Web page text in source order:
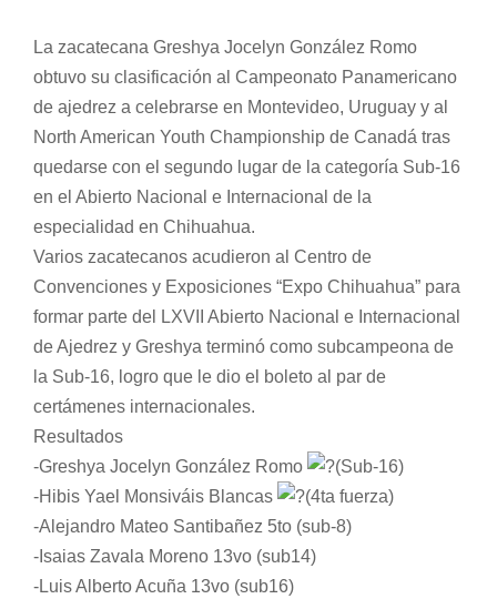
La zacatecana Greshya Jocelyn González Romo
obtuvo su clasificación al Campeonato Panamericano
de ajedrez a celebrarse en Montevideo, Uruguay y al
North American Youth Championship de Canadá tras
quedarse con el segundo lugar de la categoría Sub-16
en el Abierto Nacional e Internacional de la
especialidad en Chihuahua.
Varios zacatecanos acudieron al Centro de
Convenciones y Exposiciones “Expo Chihuahua” para
formar parte del LXVII Abierto Nacional e Internacional
de Ajedrez y Greshya terminó como subcampeona de
la Sub-16, logro que le dio el boleto al par de
certámenes internacionales.
Resultados
-Greshya Jocelyn González Romo
(Sub-16)
-Hibis Yael Monsiváis Blancas
(4ta fuerza)
-Alejandro Mateo Santibañez 5to (sub-8)
-Isaias Zavala Moreno 13vo (sub14)
-Luis Alberto Acuña 13vo (sub16)